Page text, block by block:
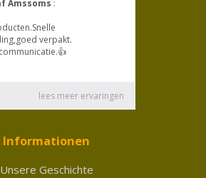
Informationen
Unsere Geschichte